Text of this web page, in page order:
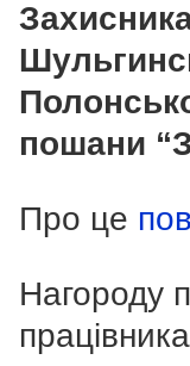
пошани
Про це
Нагороду